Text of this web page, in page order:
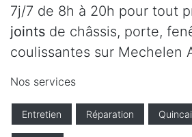
7j/7 de 8h à 20h pour tout
joints de châssis, porte,
coulissantes sur Mechelen
Nos services
Entretien Réparation